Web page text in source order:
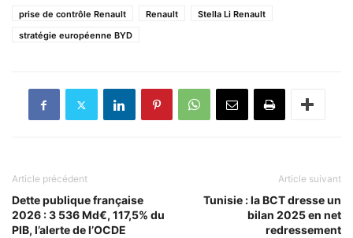
prise de contrôle Renault
Renault
Stella Li Renault
stratégie européenne BYD
Article précédent
Dette publique française
2026 : 3 536 Md€, 117,5% du
PIB, l’alerte de l’OCDE
Article suivant
Tunisie : la BCT dresse un
bilan 2025 en net
redressement